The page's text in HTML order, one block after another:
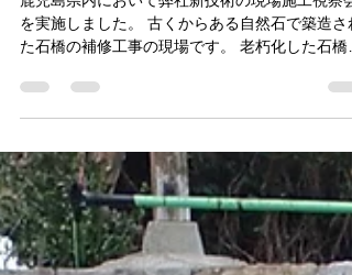
2024年10月30日
読了時間: 1分
自然石を使用した石橋の長寿命
化補修
を実施しました。 古くからある自然石で築造さ
た石橋の補修工事の現場です。 老朽化した石橋
大小さまざまな幅の亀裂が生じることがありま
す。 また、側面部は膨らみやせり出しも多いも
です。...